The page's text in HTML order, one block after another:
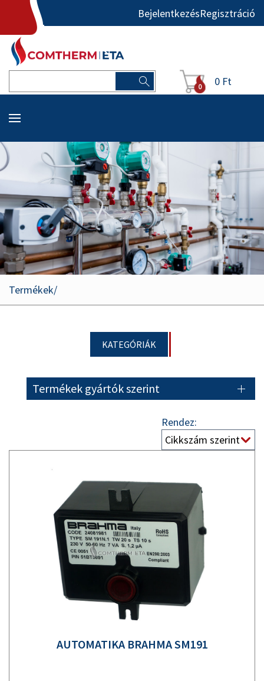
BejelentkezésRegisztráció
0 0 Ft
Termékek
KATEGÓRIÁK
Termékek gyártók szerint
Rendez:
AUTOMATIKA BRAHMA SM191